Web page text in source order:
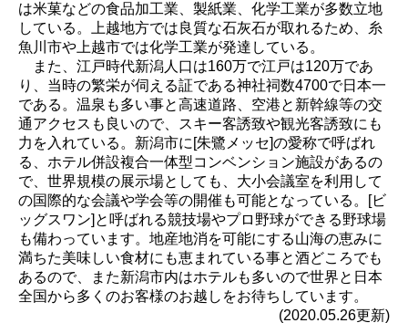
は米菓などの食品加工業、製紙業、化学工業が多数立地
している。上越地方では良質な石灰石が取れるため、糸
魚川市や上越市では化学工業が発達している。
また、江戸時代新潟人口は160万で江戸は120万であ
り、当時の繁栄が伺える証である神社祠数4700で日本一
である。温泉も多い事と高速道路、空港と新幹線等の交
通アクセスも良いので、スキー客誘致や観光客誘致にも
力を入れている。新潟市に[朱鷺メッセ]の愛称で呼ばれ
る、ホテル併設複合一体型コンベンション施設があるの
で、世界規模の展示場としても、大小会議室を利用して
の国際的な会議や学会等の開催も可能となっている。[ビ
ッグスワン]と呼ばれる競技場やプロ野球ができる野球場
も備わっています。地産地消を可能にする山海の恵みに
満ちた美味しい食材にも恵まれている事と酒どころでも
あるので、また新潟市内はホテルも多いので世界と日本
全国から多くのお客様のお越しをお待ちしています。
(2020.05.26更新)